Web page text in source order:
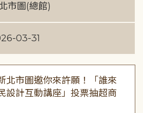
市圖(總館)
03-31
北市圖邀你來許願！「誰來
設計互動講座」投票抽超商